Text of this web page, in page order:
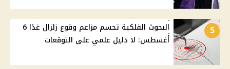
5
البحوث الفلكية تحسم مزاعم وقوع زلزال غدًا 6
أغسطس: لا دليل علمي على التوقعات